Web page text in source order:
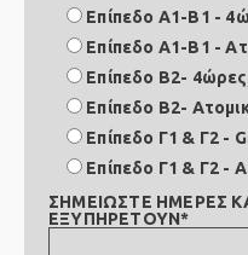
Επίπεδο Α1-Β1 -
Επίπεδο Α1-Β1 -
Επίπεδο Β2-
Επίπεδο Β2-
Επίπεδο Γ1 & Γ2 -
Επίπεδο Γ1 & Γ2 -
ΣΗΜΕΙΩΣΤΕ ΗΜΕΡΕΣ
ΕΞΥΠΗΡΕΤΟΥΝ*